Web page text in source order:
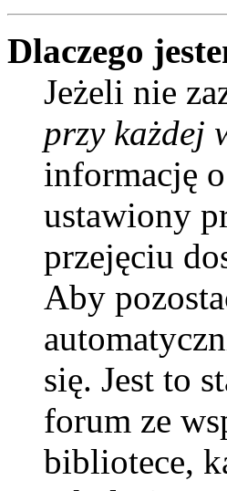
Dlaczego
Jeżeli nie
przy każdej
informację
ustawiony
przejęciu
Aby
się. Jest to
forum ze
bibliotece,